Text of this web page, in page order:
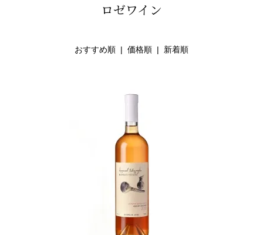
ロゼワイン
おすすめ順 | 価格順 | 新着順